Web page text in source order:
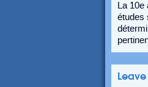
La
études